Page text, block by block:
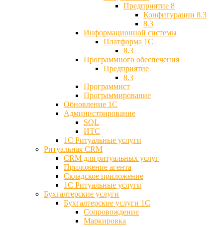
Предприятие 8
Конфигурации 8.3
8.3
Информационной системы
Платформа 1С
8.3
Программного обеспечения
Предприятие
8.3
Программист
Программирование
Обновление 1С
Администрирование
SQL
ИТС
1С Ритуальные услуги
Ритуальная CRM
CRM для ритуальных услуг
Приложение агента
Складское приложение
1С Ритуальные услуги
Бухгалтерские услуги
Бухгалтерские услуги 1С
Сопровождение
Маркировка